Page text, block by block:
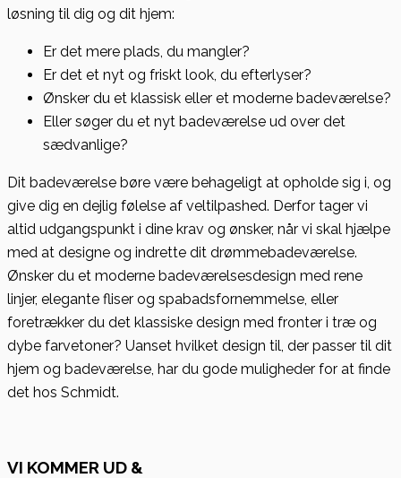
løsning til dig og dit hjem:
Er det mere plads, du mangler?
Er det et nyt og friskt look, du efterlyser?
Ønsker du et klassisk eller et moderne badeværelse?
Eller søger du et nyt badeværelse ud over det
sædvanlige?
Dit badeværelse børe være behageligt at opholde sig i, og
give dig en dejlig følelse af veltilpashed. Derfor tager vi
altid udgangspunkt i dine krav og ønsker, når vi skal hjælpe
med at designe og indrette dit drømmebadeværelse.
Ønsker du et moderne badeværelsesdesign med rene
linjer, elegante fliser og spabadsfornemmelse, eller
foretrækker du det klassiske design med fronter i træ og
dybe farvetoner? Uanset hvilket design til, der passer til dit
hjem og badeværelse, har du gode muligheder for at finde
det hos Schmidt.
VI KOMMER UD &